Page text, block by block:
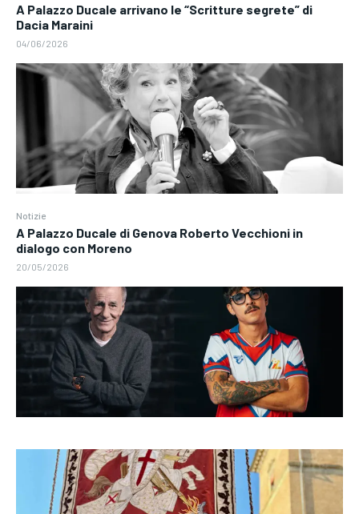
A Palazzo Ducale arrivano le “Scritture segrete” di
Dacia Maraini
04/06/2026
Notizie
A Palazzo Ducale di Genova Roberto Vecchioni in
dialogo con Moreno
20/05/2026